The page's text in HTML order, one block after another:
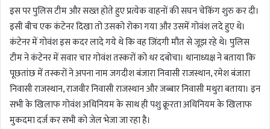
इस पर पुलिस टीम और सख्त होते हुए प्रत्येक वाहनों की सघन चेकिंग शुरु कर दी।
इसी बीच एक कंटेनर दिखा तो उसको रोका गया और उसमें गोवंश लदे हुए थे।
कंटेनर में गोवंश इस कदर लादे गये थे कि वह जिंदगी मौत से जूझ रहे थे। पुलिस
टीम ने कंटेनर में सवार चार गोवंश तस्करों को धर दबोचा। थानाध्यक्ष ने बताया कि
पूछतांछ में तस्करों ने अपना नाम जगदीश बंजारा निवासी राजस्थान, रमेश बंजारा
निवासी राजस्थान, राजवीर निवासी राजस्थान और जब्बार निवासी मथुरा बताया। इन
सभी के खिलाफ गोवंश अधिनियम के साथ ही पशु क्रूरता अधिनियम के खिलाफ
मुकदमा दर्ज कर सभी को जेल भेजा जा रहा है।